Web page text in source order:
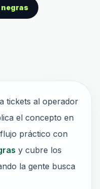
negras
tickets al operador
el concepto en
práctico con
y cubre los
la gente busca